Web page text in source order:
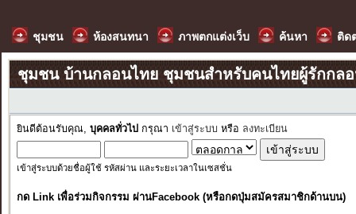
ชุมชน ห้องสนทนา ภาพตกแต่งเว็บ ค้นหา ติด
ชุมชน บ้านกลอนไทย ชุมชนสำหรับคนไทยผู้รักกล
ยินดีต้อนรับคุณ, บุคคลทั่วไป กรุณา เข้าสู่ระบบ หรือ ลงทะเบียน
เข้าสู่ระบบด้วยชื่อผู้ใช้ รหัสผ่าน และระยะเวลาในเซสชั่น
กด Link เพื่อร่วมกิจกรรม ผ่านFacebook (หรือกดปุ่มสมัครสมาชิกด้านบน)